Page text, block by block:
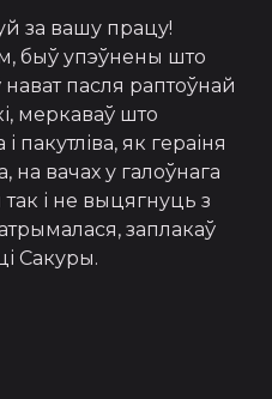
за вашу працу!
быў упэўнены што
пасля раптоўнай
меркаваў што
пакутліва, як гераіня
вачах у галоўнага
і не выцягнуць з
заплакаў
Сакуры.